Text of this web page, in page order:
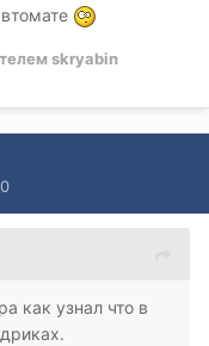
skryabin
как узнал что в